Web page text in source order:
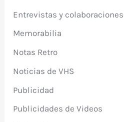
Entrevistas y colaboraciones
Memorabilia
Notas Retro
Noticias de VHS
Publicidad
Publicidades de Videos